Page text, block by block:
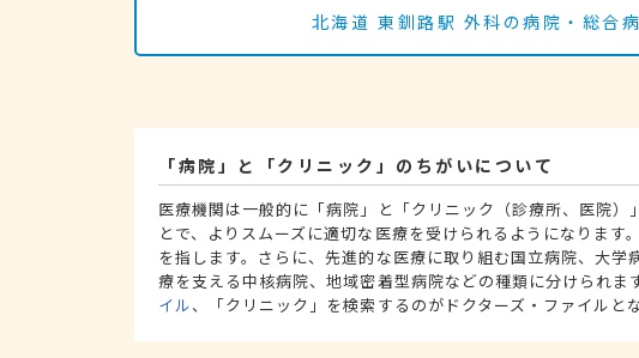
北海道 東釧路駅 外科の病院・総合
「病院」と「クリニック」のちがいについて
医療機関は一般的に「病院」と「クリニック（診療所、医院
とで、よりスムーズに適切な医療を受けられるようになりま
を指します。さらに、先進的な医療に取り組む国立病院、大
療を支える中核病院、地域密着型病院などの種類に分けられます
イル、「クリニック」を検索するのがドクターズ・ファイルとな